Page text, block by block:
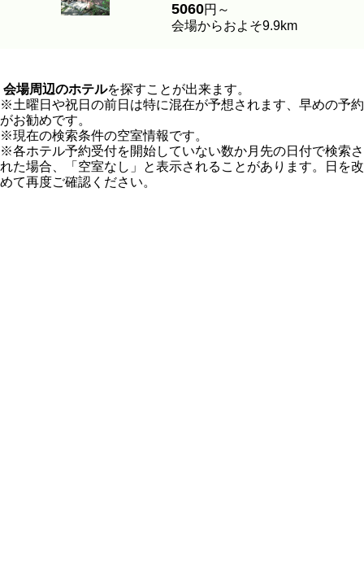
5060円～
会場からおよそ9.9km
会場周辺のホテルを探すことが出来ます。
※土曜日や祝日の前日は特に混在が予想されます、早めの予約
がお勧めです。
※現在の検索条件の空室情報です。
※各ホテル予約受付を開始していない数か月先の日付で検索さ
れた場合、「空室なし」と表示されることがあります。日を改
めて再度ご確認ください。